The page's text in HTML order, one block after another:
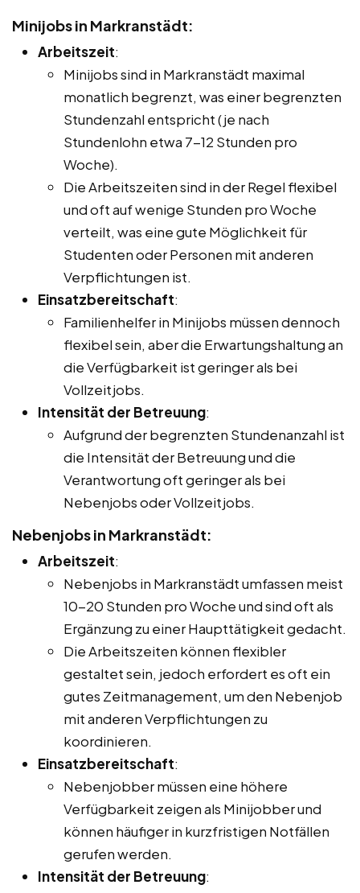
Minijobs in Markranstädt:
Arbeitszeit:
Minijobs sind in Markranstädt maximal
monatlich begrenzt, was einer begrenzten
Stundenzahl entspricht (je nach
Stundenlohn etwa 7-12 Stunden pro
Woche).
Die Arbeitszeiten sind in der Regel flexibel
und oft auf wenige Stunden pro Woche
verteilt, was eine gute Möglichkeit für
Studenten oder Personen mit anderen
Verpflichtungen ist.
Einsatzbereitschaft:
Familienhelfer in Minijobs müssen dennoch
flexibel sein, aber die Erwartungshaltung an
die Verfügbarkeit ist geringer als bei
Vollzeitjobs.
Intensität der Betreuung:
Aufgrund der begrenzten Stundenanzahl ist
die Intensität der Betreuung und die
Verantwortung oft geringer als bei
Nebenjobs oder Vollzeitjobs.
Nebenjobs in Markranstädt:
Arbeitszeit:
Nebenjobs in Markranstädt umfassen meist
10-20 Stunden pro Woche und sind oft als
Ergänzung zu einer Haupttätigkeit gedacht.
Die Arbeitszeiten können flexibler
gestaltet sein, jedoch erfordert es oft ein
gutes Zeitmanagement, um den Nebenjob
mit anderen Verpflichtungen zu
koordinieren.
Einsatzbereitschaft:
Nebenjobber müssen eine höhere
Verfügbarkeit zeigen als Minijobber und
können häufiger in kurzfristigen Notfällen
gerufen werden.
Intensität der Betreuung: